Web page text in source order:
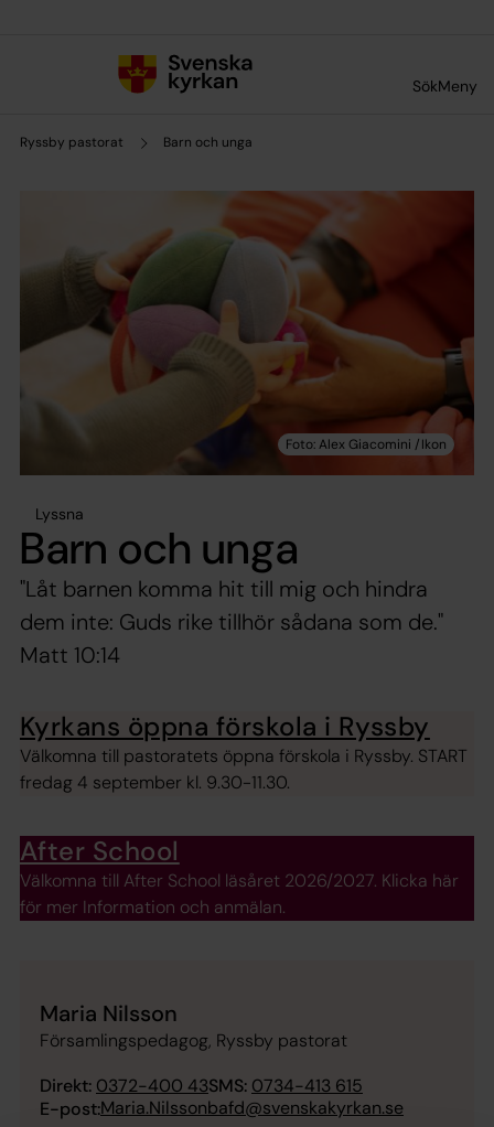
SökMeny
Ryssby pastorat Barn och unga
Lyssna
Barn och unga
"Låt barnen komma hit till mig och hindra
dem inte: Guds rike tillhör sådana som de."
Matt 10:14
Kyrkans öppna förskola i Ryssby
Välkomna till pastoratets öppna förskola i Ryssby. START
fredag 4 september kl. 9.30-11.30.
After School
Välkomna till After School läsåret 2026/2027. Klicka här
för mer Information och anmälan.
Maria Nilsson
Församlingspedagog, Ryssby pastorat
Direkt: 0372-400 43SMS: 0734-413 615
E-post:Maria.Nilssonbafd@svenskakyrkan.se